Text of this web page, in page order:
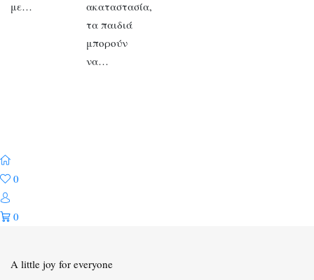
με…
ακαταστασία,
τα παιδιά
μπορούν
να…
0
0
A little joy for everyone